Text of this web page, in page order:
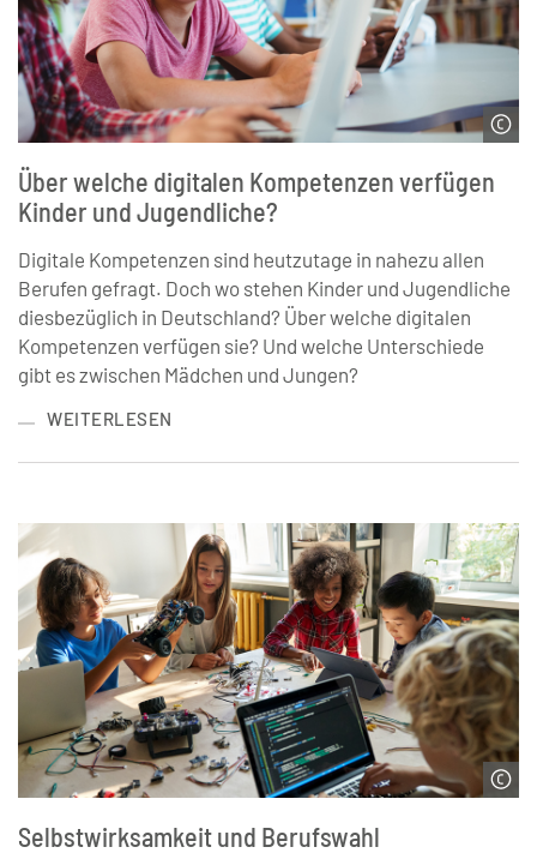
© WavebreakMediaMicro | stock.adobe.com
Über welche digitalen Kompetenzen verfügen
Kinder und Jugendliche?
Digitale Kompetenzen sind heutzutage in nahezu allen
Berufen gefragt. Doch wo stehen Kinder und Jugendliche
diesbezüglich in Deutschland? Über welche digitalen
Kompetenzen verfügen sie? Und welche Unterschiede
gibt es zwischen Mädchen und Jungen?
WEITERLESEN
© Insta Photos | stock.adobe.com
Selbstwirksamkeit und Berufswahl